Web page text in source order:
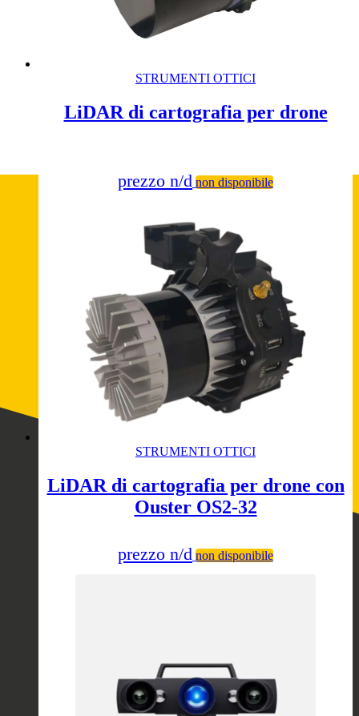
STRUMENTI OTTICI
LiDAR di cartografia per drone
prezzo n/d non disponibile
STRUMENTI OTTICI
LiDAR di cartografia per drone con
Ouster OS2-32
prezzo n/d non disponibile